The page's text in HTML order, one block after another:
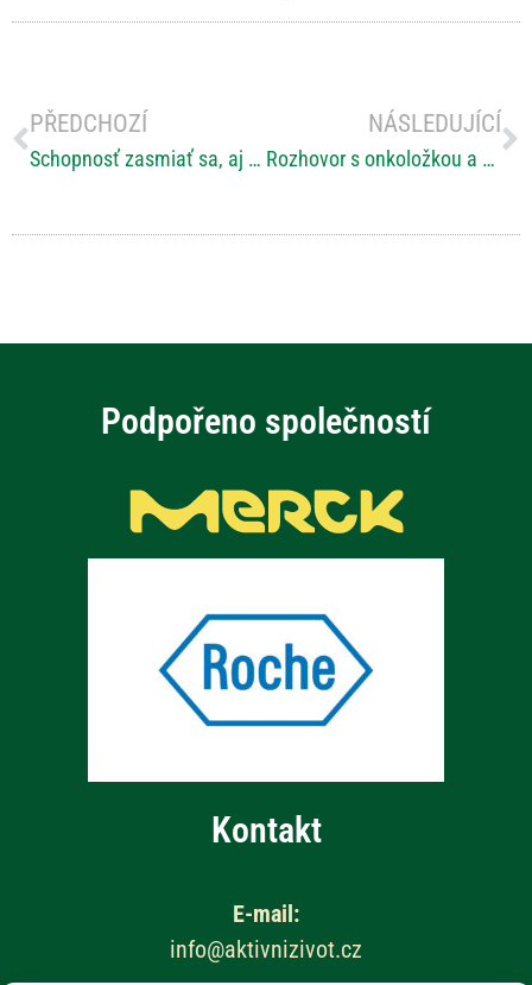
PŘEDCHOZÍ
Schopnosť zasmiať sa, aj keď veci nie sú práve ružové, to považujem za frajerinu.
NÁSLEDUJÍCÍ
Rozhovor s onkoložkou a zároveň pacientkou s RS „Upřímnost o vlastní nemoci mi pomohla přenastavit režim“
Podpořeno společností
Kontakt
E-mail:
info@aktivnizivot.cz